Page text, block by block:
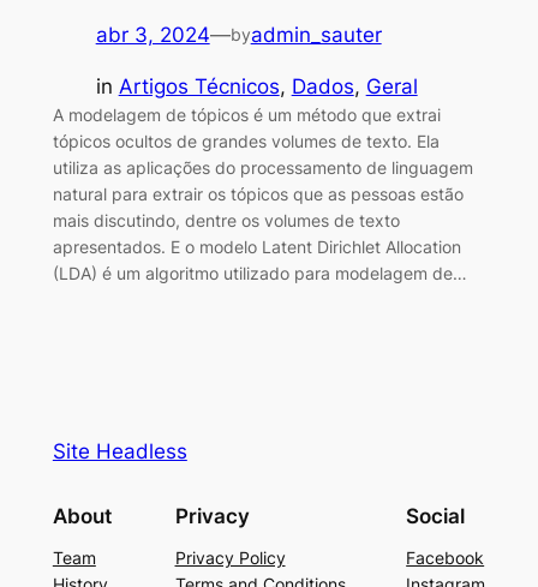
abr 3, 2024—byadmin_sauter
in Artigos Técnicos, Dados, Geral
A modelagem de tópicos é um método que extrai
tópicos ocultos de grandes volumes de texto. Ela
utiliza as aplicações do processamento de linguagem
natural para extrair os tópicos que as pessoas estão
mais discutindo, dentre os volumes de texto
apresentados. E o modelo Latent Dirichlet Allocation
(LDA) é um algoritmo utilizado para modelagem de…
Site Headless
About
Team
Privacy
Privacy Policy
Social
Facebook